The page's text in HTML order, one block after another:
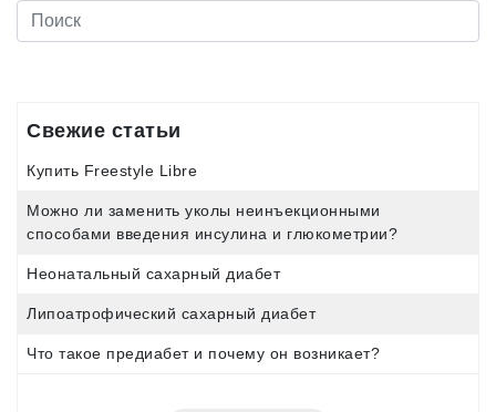
Свежие статьи
Купить Freestyle Libre
Можно ли заменить уколы неинъекционными
способами введения инсулина и глюкометрии?
Неонатальный сахарный диабет
Липоатрофический сахарный диабет
Что такое предиабет и почему он возникает?